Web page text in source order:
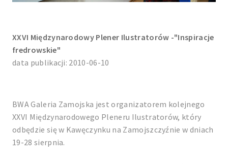
XXVI Międzynarodowy Plener Ilustratorów -"Inspiracje
fredrowskie"
data publikacji: 2010-06-10
BWA Galeria Zamojska jest organizatorem kolejnego
XXVI Międzynarodowego Pleneru Ilustratorów, który
odbędzie się w Kawęczynku na Zamojszczyźnie w dniach
19-28 sierpnia.